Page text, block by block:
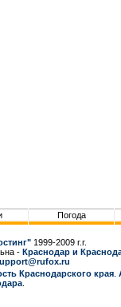
Погода
1999-2009 г.г.
- Краснодар и
Краснодарcкого края